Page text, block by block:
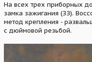
На всех трех приборных
замка зажигания (ЗЗ).
метод крепления -
с дюймовой резьбой.